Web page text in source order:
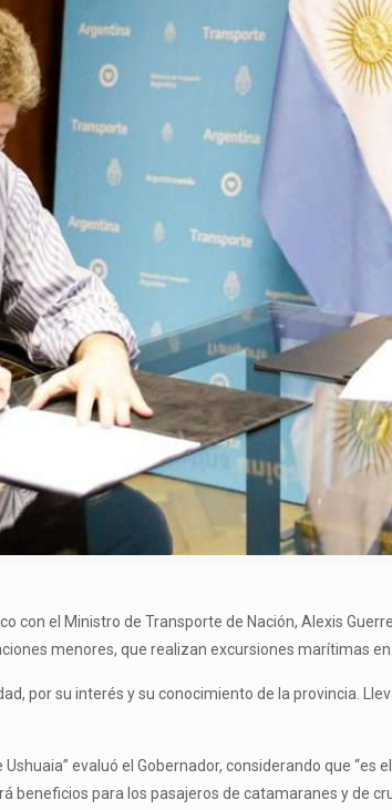
con el Ministro de Transporte de Nación, Alexis
menores, que realizan excursiones marítimas en
por su interés y su conocimiento de la provincia.
evaluó el Gobernador, considerando que
beneficios para los pasajeros de catamaranes y de